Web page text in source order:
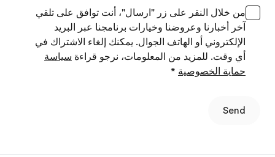
من خلال النقر على زر "ارسال"، أنت توافق على تلقي
آخر أخبارنا وعروضنا وخيارات برنامجنا عبر البريد
الإلكتروني أو الهاتف الجوال. يمكنك إلغاء الاشتراك في
أي وقت. للمزيد من المعلومات، نرجو قراءة سياسة
حماية الخصوصية *
Send